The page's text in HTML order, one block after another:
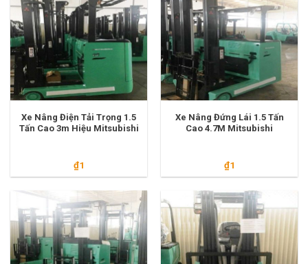
Xe Nâng Điện Tải Trọng 1.5
Tấn Cao 3m Hiệu Mitsubishi
₫1
Xe Nâng Đứng Lái 1.5 Tấn
Cao 4.7M Mitsubishi
₫1